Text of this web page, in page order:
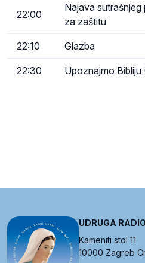
22:00
Najava
za zaštitu
22:10 Glazba
22:30 Upoznajmo Bibliju
UDRUGA
Kameniti stol 11
10000 Zagreb